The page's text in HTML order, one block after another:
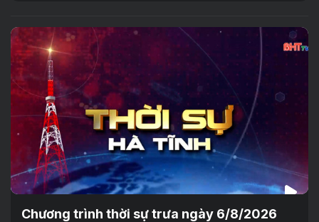
Chương trình thời sự trưa ngày 6/8/2026